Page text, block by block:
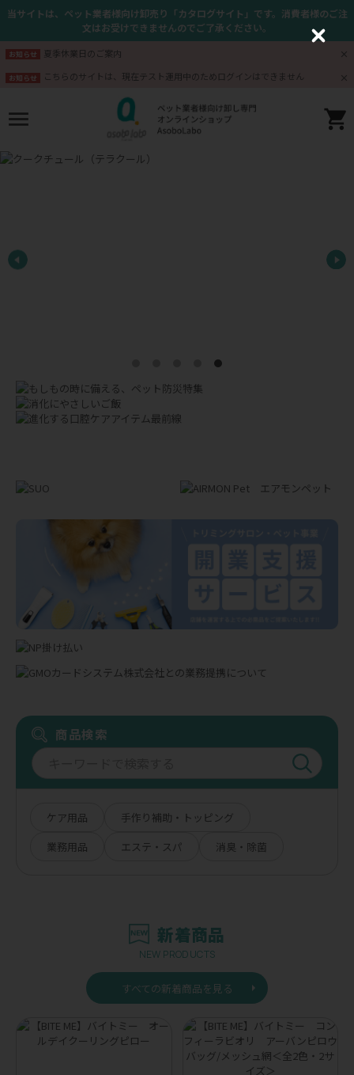
当サイトは、ペット業者様向け卸売り「カタログサイト」です。消費者様のご注
文はお受けできませんのでご了承ください。
お知らせ 夏季休業日のご案内
お知らせ こちらのサイトは、現在テスト運用中のためログインはできません
商品検索
ケア用品
手作り補助・トッピング
業務用品
エステ・スパ 消臭・除菌
新着商品
NEW PRODUCTS
すべての新着商品を見る
C